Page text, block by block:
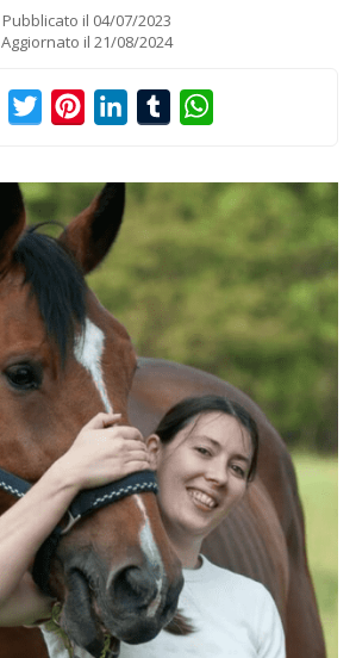
Pubblicato il 04/07/2023
Aggiornato il 21/08/2024
FacebookTwitterPinterestLinkedInTumblr